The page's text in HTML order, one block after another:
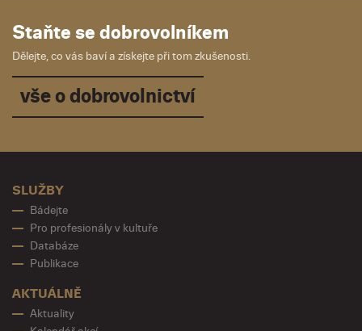
Staňte se dobrovolníkem
Dělejte, co vás baví a získejte při tom zkušenosti.
vše o dobrovolnictví
SLUŽBY
Bádejte
Pro profesionály v kultuře
Databáze
Publikace
AKTUÁLNĚ
Aktuality